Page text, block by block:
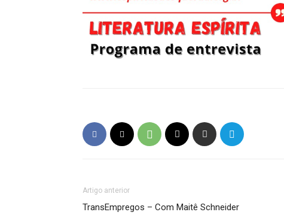
Artigo anterior
TransEmpregos – Com Maitê Schneider